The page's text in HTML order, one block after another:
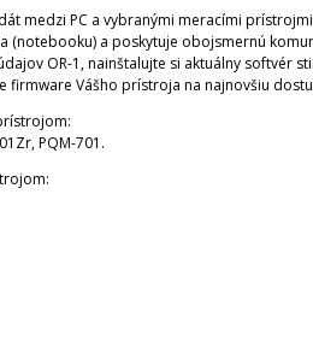
medzi PC a vybranými meracími
(notebooku) a poskytuje obojsmernú
OR-1, nainštalujte si aktuálny softvér
firmware Vášho prístroja na najnovšiu
PQM-701 .